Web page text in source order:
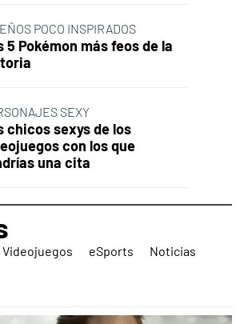
POCO INSPIRADOS
5 Pokémon más feos de la
SEXY
chicos sexys de los
con los que
una cita
Videojuegos eSports
Noticias